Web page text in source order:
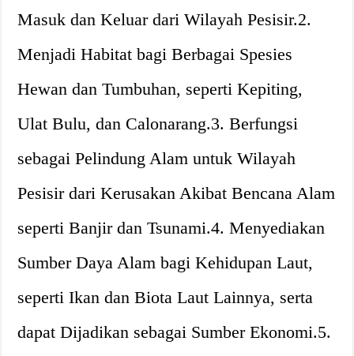
Masuk dan Keluar dari Wilayah Pesisir.2.
Menjadi Habitat bagi Berbagai Spesies
Hewan dan Tumbuhan, seperti Kepiting,
Ulat Bulu, dan Calonarang.3. Berfungsi
sebagai Pelindung Alam untuk Wilayah
Pesisir dari Kerusakan Akibat Bencana Alam
seperti Banjir dan Tsunami.4. Menyediakan
Sumber Daya Alam bagi Kehidupan Laut,
seperti Ikan dan Biota Laut Lainnya, serta
dapat Dijadikan sebagai Sumber Ekonomi.5.